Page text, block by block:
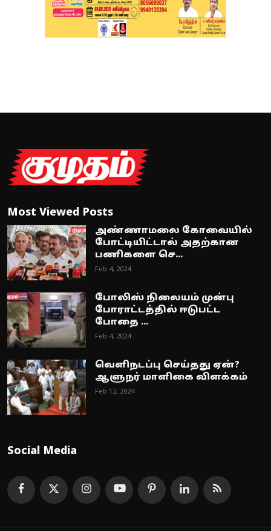
Most Viewed Posts
அண்ணாமலை கோவையில்
போட்டியிட்டால் அதற்கான
பணிகளை செ...
Feb 4, 2024
போலிஸ் நிலையம் முன்பு
போராட்டத்தில் ஈடுபட்ட
போதை ...
Feb 4, 2024
வெளிநடப்பு செய்தது ஏன்?
ஆளுநர் மாளிகை விளக்கம்
Feb 12, 2024
Social Media